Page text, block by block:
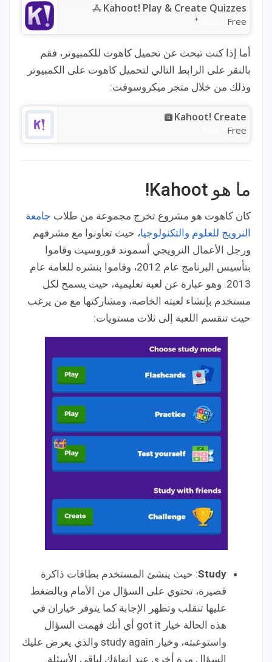
Kahoot! Play & Create Quizzes
Free
+
أما إذا كنت تبحث عن تحميل كاهوت للكمبيوتر، فقم
بالنقر على الرابط التالي لتحميل كاهوت على الكمبيوتر
وذلك من خلال متجر ميكروسوفت:
Kahoot! Create
Free
ما هو Kahoot!
كان كاهوت هو مشروع تخرج مجموعة من طلاب جامعة
النرويج للعلوم والتكنولوجيا، حيث تعاونوا مع مشرفهم
ورجل الأعمال النرويجي أسموند فوروسيث وقاموا
بتأسيس البرنامج عام 2012، وقاموا بنشره للعامة عام
2013. وهو عبارة عن لعبة تعليمية، حيث يسمح لكل
مستخدم بإنشاء لعبته الخاصة، ومشاركتها مع من يرغب
حيث تنقسم اللعبة إلى ثلاث مستويات:
Study: حيث ينشئ المستخدم بطاقات ذاكرة
قصيرة، تحتوي على السؤال من الأمام وبالضغط
عليها تنقلب وتظهر الإجابة كما يتوفر خياران في
هذه الحالة خيار got it أي أنك فهمت السؤال
واستوعبته، وخيار study again والذي يعرض عليك
السؤال مرة أخرى عند إنهاؤك لباقي الأسئلة.